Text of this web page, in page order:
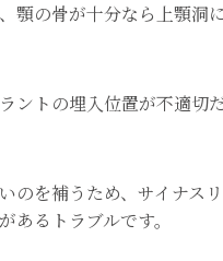
顎の骨が十分なら上顎洞
ントの埋入位置が不適切
のを補うため、サイナス
あるトラブルです。